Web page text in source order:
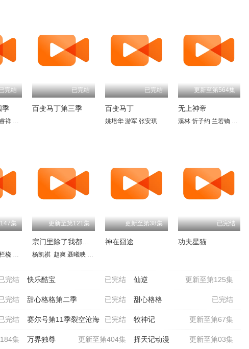
完结
季
祥 刘洋
已完结
百变马丁第三季
已完结
百变马丁
姚培华 游军 张安琪
更新至第564集
无上神帝
溪林 忻子约 兰若镝 Akira明
嗣航 朱泓熹 李星泽 王冰甜 郭若林
集
桡 赵熠彤 小浣 温溪 蔡娜
更新至第121集
宗门里除了我都是卧底
杨凯祺 赵爽 聂曦映
更新至第38集
神在囧途
已完结
功夫星猫
完结 已完结
快乐酷宝 更新至第125集
仙逆
完结 已完结
甜心格格第二季 已完结
甜心格格
完结 已完结
赛尔号第11季裂空沧海 更新至第67集
牧神记
集 更新至第404集
万界独尊 更新至第03集
择天记动漫